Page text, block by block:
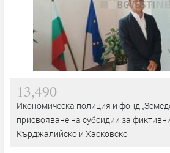
13,490
Икономическа полиция и фонд
присвояване на субсидии за
Кърджалийско и Хасковско